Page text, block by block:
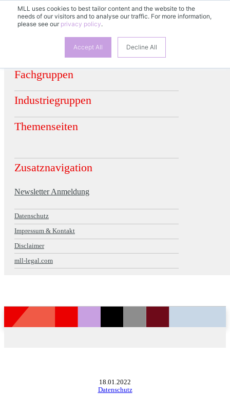
MLL uses cookies to best tailor content and the website to the
needs of our visitors and to analyse our traffic. For more information,
please see our privacy policy.
Accept All Decline All
Fachgruppen
Industriegruppen
Themenseiten
Zusatznavigation
Newsletter Anmeldung
Datenschutz
Impressum & Kontakt
Disclaimer
mll-legal.com
18.01.2022
Datenschutz